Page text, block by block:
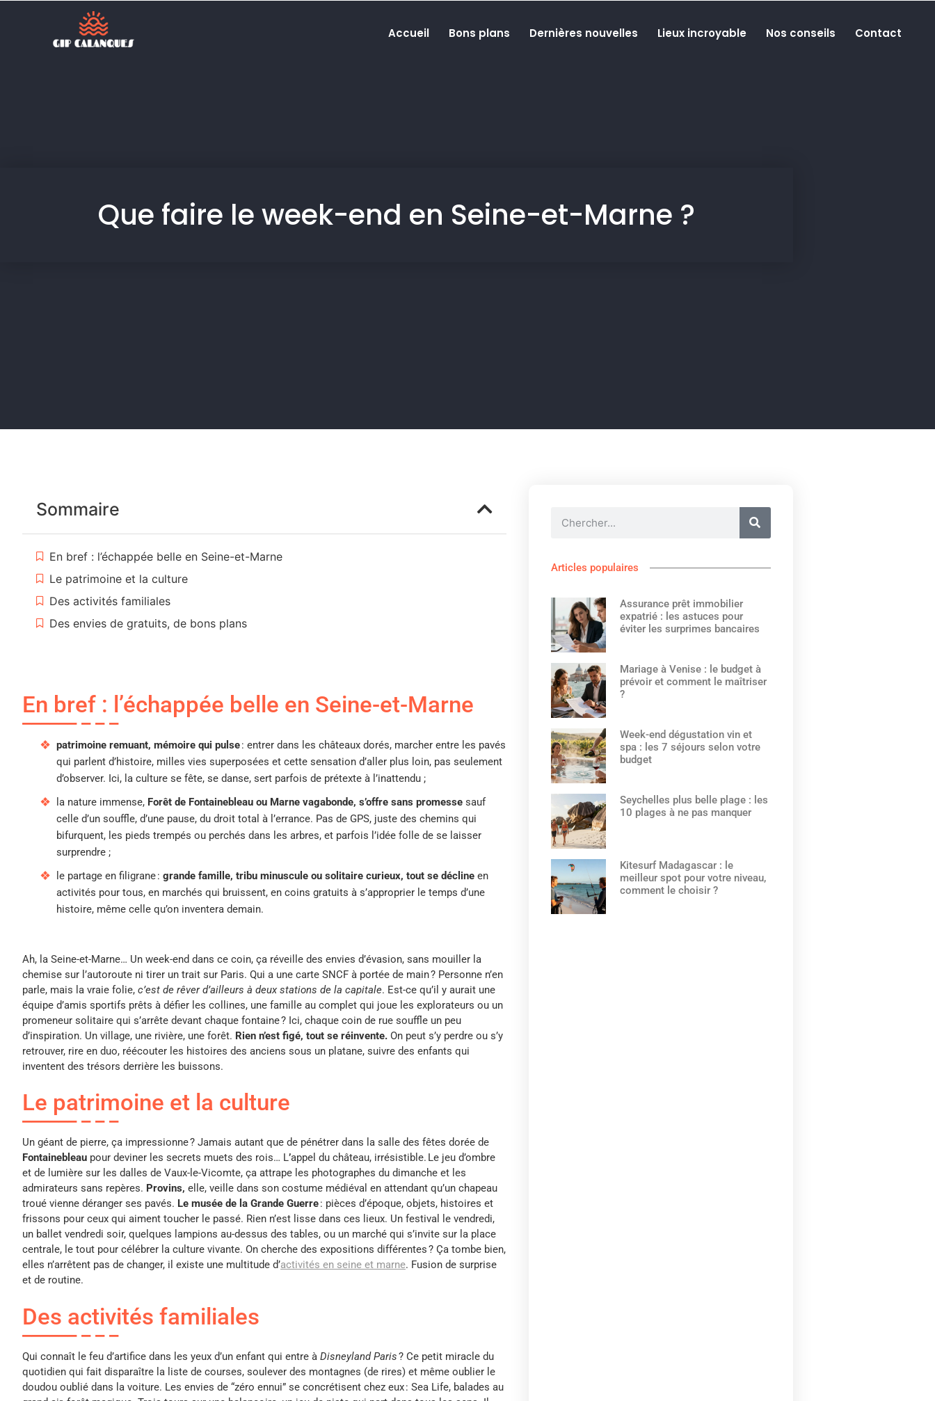
Accueil Bons plans Dernières nouvelles Lieux incroyable Nos conseils Contact
Que faire le week-end en Seine-et-Marne ?
Sommaire
En bref : l’échappée belle en Seine-et-Marne
Le patrimoine et la culture
Des activités familiales
Des envies de gratuits, de bons plans
En bref : l’échappée belle en Seine-et-Marne
patrimoine remuant, mémoire qui pulse: entrer dans les châteaux dorés, marcher entre les pavés
qui parlent d’histoire, milles vies superposées et cette sensation d’aller plus loin, pas seulement
d’observer. Ici, la culture se fête, se danse, sert parfois de prétexte à l’inattendu ;
la nature immense, Forêt de Fontainebleau ou Marne vagabonde, s’offre sans promesse sauf
celle d’un souffle, d’une pause, du droit total à l’errance. Pas de GPS, juste des chemins qui
bifurquent, les pieds trempés ou perchés dans les arbres, et parfois l’idée folle de se laisser
surprendre ;
le partage en filigrane : grande famille, tribu minuscule ou solitaire curieux, tout se décline en
activités pour tous, en marchés qui bruissent, en coins gratuits à s’approprier le temps d’une
histoire, même celle qu’on inventera demain.
Ah, la Seine-et-Marne… Un week-end dans ce coin, ça réveille des envies d’évasion, sans mouiller la
chemise sur l’autoroute ni tirer un trait sur Paris. Qui a une carte SNCF à portée de main ? Personne n’en
parle, mais la vraie folie, c’est de rêver d’ailleurs à deux stations de la capitale. Est-ce qu’il y aurait une
équipe d’amis sportifs prêts à défier les collines, une famille au complet qui joue les explorateurs ou un
promeneur solitaire qui s’arrête devant chaque fontaine ? Ici, chaque coin de rue souffle un peu
d’inspiration. Un village, une rivière, une forêt. Rien n’est figé, tout se réinvente. On peut s’y perdre ou s’y
retrouver, rire en duo, réécouter les histoires des anciens sous un platane, suivre des enfants qui
inventent des trésors derrière les buissons.
Le patrimoine et la culture
Un géant de pierre, ça impressionne ? Jamais autant que de pénétrer dans la salle des fêtes dorée de
Fontainebleau pour deviner les secrets muets des rois… L’appel du château, irrésistible. Le jeu d’ombre
et de lumière sur les dalles de Vaux-le-Vicomte, ça attrape les photographes du dimanche et les
admirateurs sans repères. Provins, elle, veille dans son costume médiéval en attendant qu’un chapeau
troué vienne déranger ses pavés. Le musée de la Grande Guerre: pièces d’époque, objets, histoires et
frissons pour ceux qui aiment toucher le passé. Rien n’est lisse dans ces lieux. Un festival le vendredi,
un ballet vendredi soir, quelques lampions au-dessus des tables, ou un marché qui s’invite sur la place
centrale, le tout pour célébrer la culture vivante. On cherche des expositions différentes ? Ça tombe bien,
elles n’arrêtent pas de changer, il existe une multitude d’activités en seine et marne. Fusion de surprise
et de routine.
Des activités familiales
Qui connaît le feu d’artifice dans les yeux d’un enfant qui entre à Disneyland Paris? Ce petit miracle du
quotidien qui fait disparaître la liste de courses, soulever des montagnes (de rires) et même oublier le
doudou oublié dans la voiture. Les envies de “zéro ennui” se concrétisent chez eux : Sea Life, balades au
Articles populaires
Assurance prêt immobilier
expatrié : les astuces pour
éviter les surprimes bancaires
Mariage à Venise : le budget à
prévoir et comment le maîtriser
?
Week-end dégustation vin et
spa : les 7 séjours selon votre
budget
Seychelles plus belle plage : les
10 plages à ne pas manquer
Kitesurf Madagascar : le
meilleur spot pour votre niveau,
comment le choisir ?